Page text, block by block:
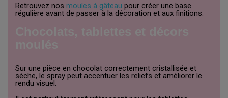
Retrouvez nos moules à gâteau pour créer une base
régulière avant de passer à la décoration et aux finitions.
Sur une pièce en chocolat correctement cristallisée et
sèche, le spray peut accentuer les reliefs et améliorer le
rendu visuel.